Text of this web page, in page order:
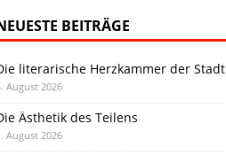
BEITRÄGE
literarische Herzkammer der Stadt
August 2026
Ästhetik des Teilens
August 2026